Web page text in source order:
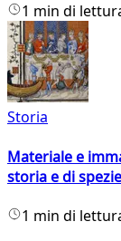
1 min di
Storia
Materiale e
storia e di spezie
1 min di